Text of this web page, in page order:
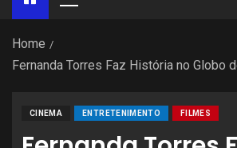
Home
Fernanda Torres Faz História no Globo
CINEMA ENTRETENIMENTO FILMES